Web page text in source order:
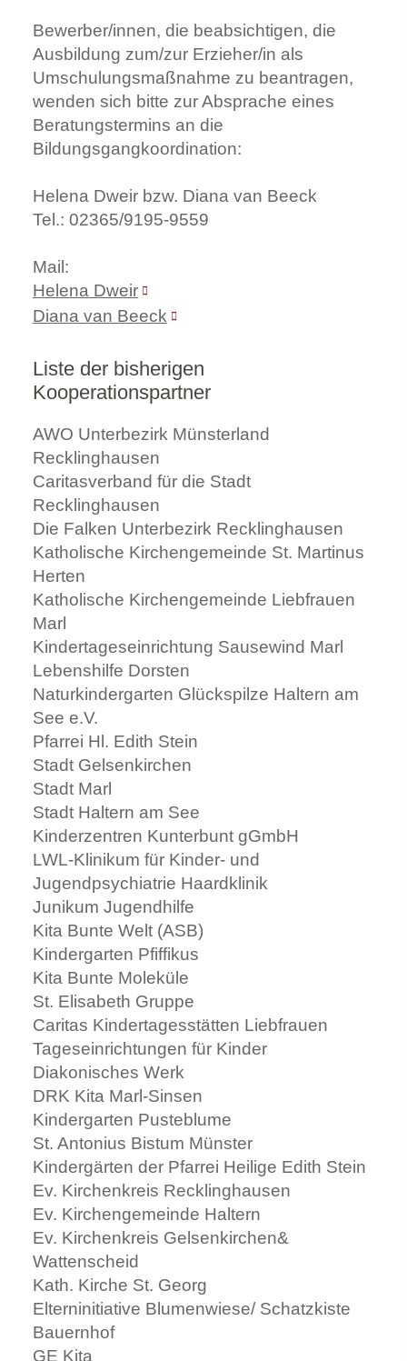
Bewerber/innen, die beabsichtigen, die
Ausbildung zum/zur Erzieher/in als
Umschulungsmaßnahme zu beantragen,
wenden sich bitte zur Absprache eines
Beratungstermins an die
Bildungsgangkoordination:
Helena Dweir bzw. Diana van Beeck
Tel.: 02365/9195-9559
Mail:
Helena Dweir
Diana van Beeck
Liste der bisherigen
Kooperationspartner
AWO Unterbezirk Münsterland
Recklinghausen
Caritasverband für die Stadt
Recklinghausen
Die Falken Unterbezirk Recklinghausen
Katholische Kirchengemeinde St. Martinus
Herten
Katholische Kirchengemeinde Liebfrauen
Marl
Kindertageseinrichtung Sausewind Marl
Lebenshilfe Dorsten
Naturkindergarten Glückspilze Haltern am
See e.V.
Pfarrei Hl. Edith Stein
Stadt Gelsenkirchen
Stadt Marl
Stadt Haltern am See
Kinderzentren Kunterbunt gGmbH
LWL-Klinikum für Kinder- und
Jugendpsychiatrie Haardklinik
Junikum Jugendhilfe
Kita Bunte Welt (ASB)
Kindergarten Pfiffikus
Kita Bunte Moleküle
St. Elisabeth Gruppe
Caritas Kindertagesstätten Liebfrauen
Tageseinrichtungen für Kinder
Diakonisches Werk
DRK Kita Marl-Sinsen
Kindergarten Pusteblume
St. Antonius Bistum Münster
Kindergärten der Pfarrei Heilige Edith Stein
Ev. Kirchenkreis Recklinghausen
Ev. Kirchengemeinde Haltern
Ev. Kirchenkreis Gelsenkirchen&
Wattenscheid
Kath. Kirche St. Georg
Elterninitiative Blumenwiese/ Schatzkiste
Bauernhof
GE Kita